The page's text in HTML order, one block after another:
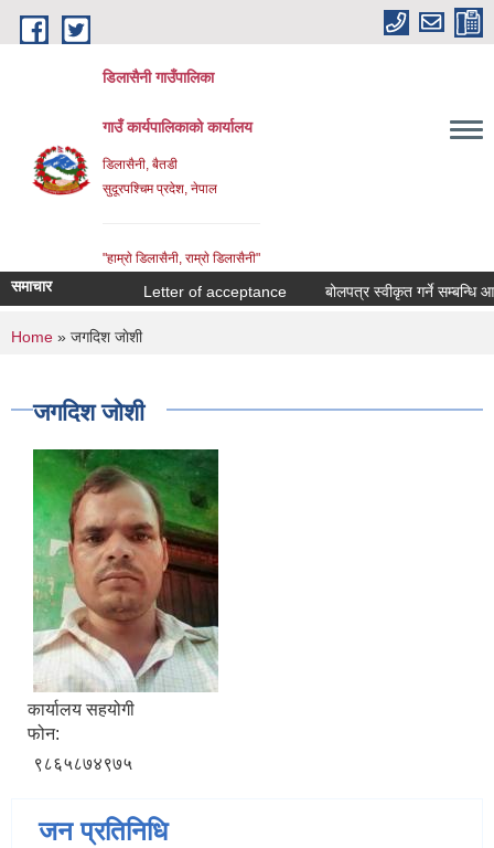
Skip to main content
डिलासैनी गाउँपालिका
गाउँ कार्यपालिकाको कार्यालय
डिलासैनी, बैतडी
सुदूरपश्चिम प्रदेश, नेपाल
"हाम्राे डिलासैनी, राम्राे डिलासैनी"
समाचार Letter of acceptance बोलपत्र स्वीकृत गर्ने सम्बन्धि
You are here
Home » जगदिश जाेशी
जगदिश जाेशी
कार्यालय सहयोगी
फोन:
९८६५८७४९७५
जन प्रतिनिधि